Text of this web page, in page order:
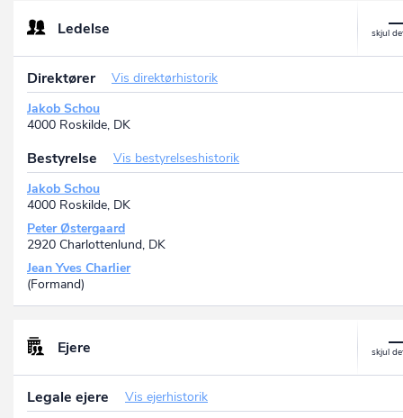
Øst, DK
Context& A/S
P-nr.: 1022609544
Søren Frichs Vej 36G, 2, 8230 Åbyhøj, DK
Ledelse
Direktører
Vis direktørhistorik
Jakob Schou
4000 Roskilde, DK
Bestyrelse
Vis bestyrelseshistorik
Jakob Schou
4000 Roskilde, DK
Peter Østergaard
2920 Charlottenlund, DK
Jean Yves Charlier
(Formand)
Ejere
Legale ejere
Vis ejerhistorik